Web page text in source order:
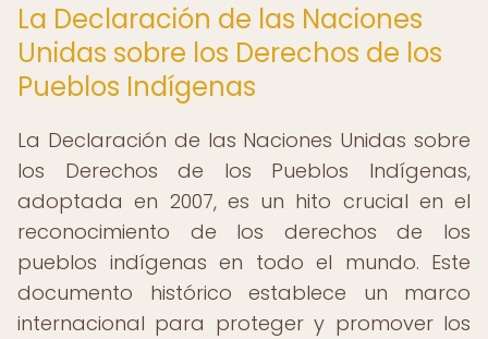
La Declaración de las Naciones
Unidas sobre los Derechos de los
Pueblos Indígenas
La Declaración de las Naciones Unidas sobre
los Derechos de los Pueblos Indígenas,
adoptada en 2007, es un hito crucial en el
reconocimiento de los derechos de los
pueblos indígenas en todo el mundo. Este
documento histórico establece un marco
internacional para proteger y promover los